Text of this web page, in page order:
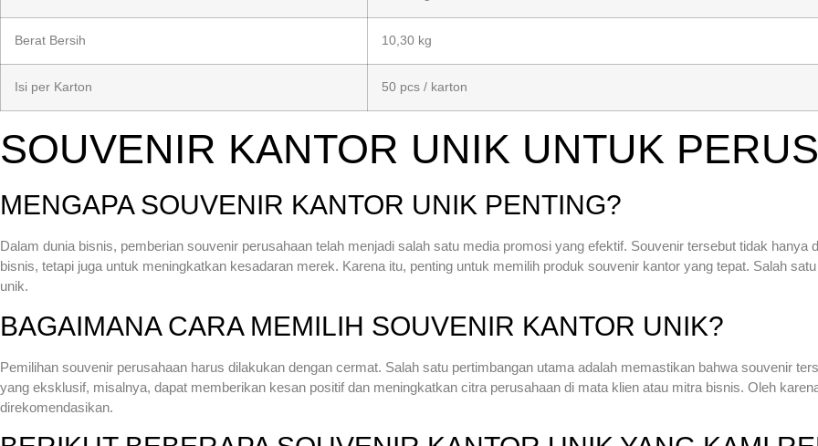
Berat Bersih 10,30 kg
Isi per Karton 50 pcs / karton
SOUVENIR KANTOR UNIK UNTUK
MENGAPA SOUVENIR KANTOR UNIK PENTING?
Dalam dunia bisnis, pemberian souvenir perusahaan telah menjadi salah satu media promosi yang efektif. Souvenir tersebut tidak
bisnis, tetapi juga untuk meningkatkan kesadaran merek. Karena itu, penting untuk memilih produk souvenir kantor yang tepat. Salah
unik.
BAGAIMANA CARA MEMILIH SOUVENIR KANTOR UNIK?
Pemilihan souvenir perusahaan harus dilakukan dengan cermat. Salah satu pertimbangan utama adalah memastikan bahwa souvenir
yang eksklusif, misalnya, dapat memberikan kesan positif dan meningkatkan citra perusahaan di mata klien atau mitra bisnis. Oleh
direkomendasikan.